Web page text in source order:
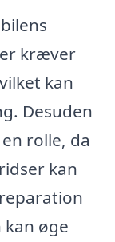
kræver
kan
Desuden
rolle, da
kan
øge